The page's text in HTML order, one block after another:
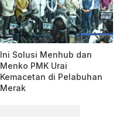
Ini Solusi Menhub dan
Menko PMK Urai
Kemacetan di Pelabuhan
Merak